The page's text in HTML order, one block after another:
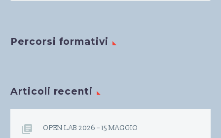
Percorsi formativi
Articoli recenti
OPEN LAB 2026 – 15 MAGGIO